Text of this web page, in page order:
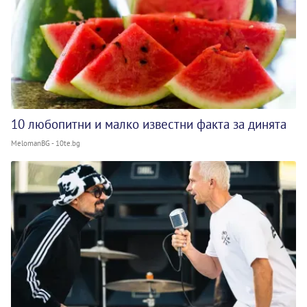
10 любопитни и малко известни факта за динята
MelomanBG - 10te.bg